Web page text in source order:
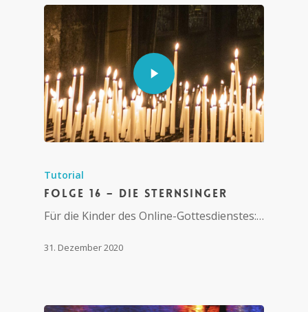
Tutorial
Folge 16 – Die Sternsinger
Für die Kinder des Online-Gottesdienstes:…
31. Dezember 2020